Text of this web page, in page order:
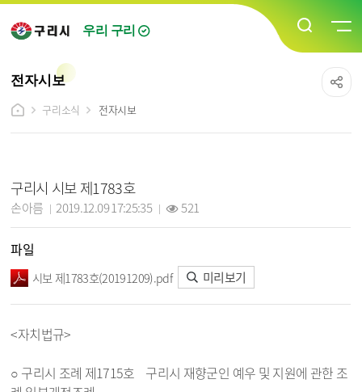
우리 구리
전자시보
구리소식
전자시보
구리시 시보 제1783호
손아름 2019.12.09 17:25:35 521
파일
시보 제1783호(20191209).pdf 미리보기
<자치법규>
○ 구리시 조례 제1715호 구리시 재향군인 예우 및 지원에 관한 조